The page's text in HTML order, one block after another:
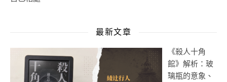
最新文章
《殺人十角
館》解析：玻
璃瓶的意象、